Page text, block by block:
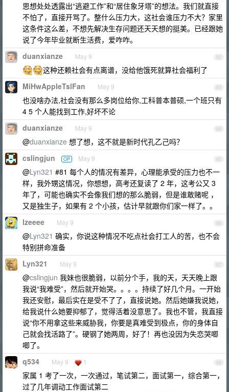
思想处处透露出“逃避工作”和“居住象牙塔”的想法。我们就直接
不怕了，直接开骂了。整什么压力大，这社会谁压力不大？家里
这条件这么差，不想先解决生存问题还天天想的挺美。已经跟她
说了今年毕业就断生活费，爱咋咋。
82
duanxianze May 9
这种还赖社会有点离谱，没给他饿死就算社会福利了
83
MiHwAppleTslFan May 9
也没啥办法,社会没有那么多岗位给你,工科普本普硕,一个班只有
4 5 个人能找到工作,好坏不论
84
duanxianze May 9
@duanxianze 想了想，这不就是新时代孔乙己吗？
85
cslingjun OP May 9
@Lyn321 #81 每个人的情况有差异，心理能承受的压力也不一
样，我外甥这情况，你想想，高考还复读了 2 年，这考公又 3
年了，可能也确实不会像我们想的那么脆弱，但是谁敢赌呢 ，
又是独生子，如果有 2 个小孩，估计早就跟你们家一样了。。
86
lzeeee May 9
@Lyn321 确实，你说这种情况不吃点社会打工人的苦，也不会
特别拼命准备
87
Lyn321 May 9
@cslingjun 我妹也很脆弱，以前分个手，我的天，天天晚上跟
我说“我难受”，然后就开始哭。。。。持续了好几个月。一开始
我还安慰，最后实在是受不了了，直接说她。然后她嫌我说她，
给我说什么她要抑郁了，觉得活着没意思了。我也不管，我直接
说“你不用拿这些来威胁我，你要是真难受到极点，你的身体自
己就会找活路了”。硬钢了她两周，好了！再也没因为失恋哭唧
唧了。
88
q534 May 9 1
家属 1 考了一次，一次通过，笔试第二，面试第一，综合第一，
过了几年调动工作面试第二